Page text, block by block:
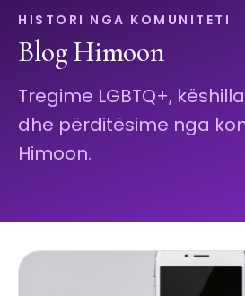
HISTORI NGA KOMUNITETI
Blog Himoon
Tregime LGBTQ+,
dhe përditësime nga
Himoon.